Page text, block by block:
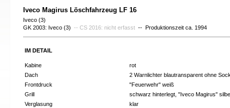
Iveco Magirus Löschfahrzeug LF 16
Iveco (3)
GK 2003: Iveco (3) -- CS 2016: nicht erfasst -- Produktionszeit ca. 1994
IM DETAIL
Kabine
rot
Dach
2 Warnlichter blautransparent ohne
Frontdruck
"Feuerwehr" weiß
Grill
schwarz hinterlegt, "Iveco Magirus"
Verglasung
klar